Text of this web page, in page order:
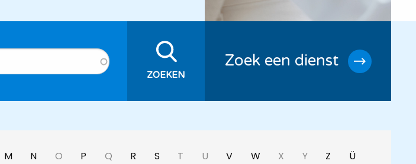
Zoek een dienst
M N O P Q R S T U V W X Y Z Ü